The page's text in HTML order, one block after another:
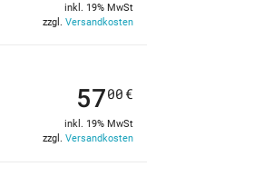
inkl. 19% MwSt
zzgl. Versandkosten
5700 €
inkl. 19% MwSt
zzgl. Versandkosten